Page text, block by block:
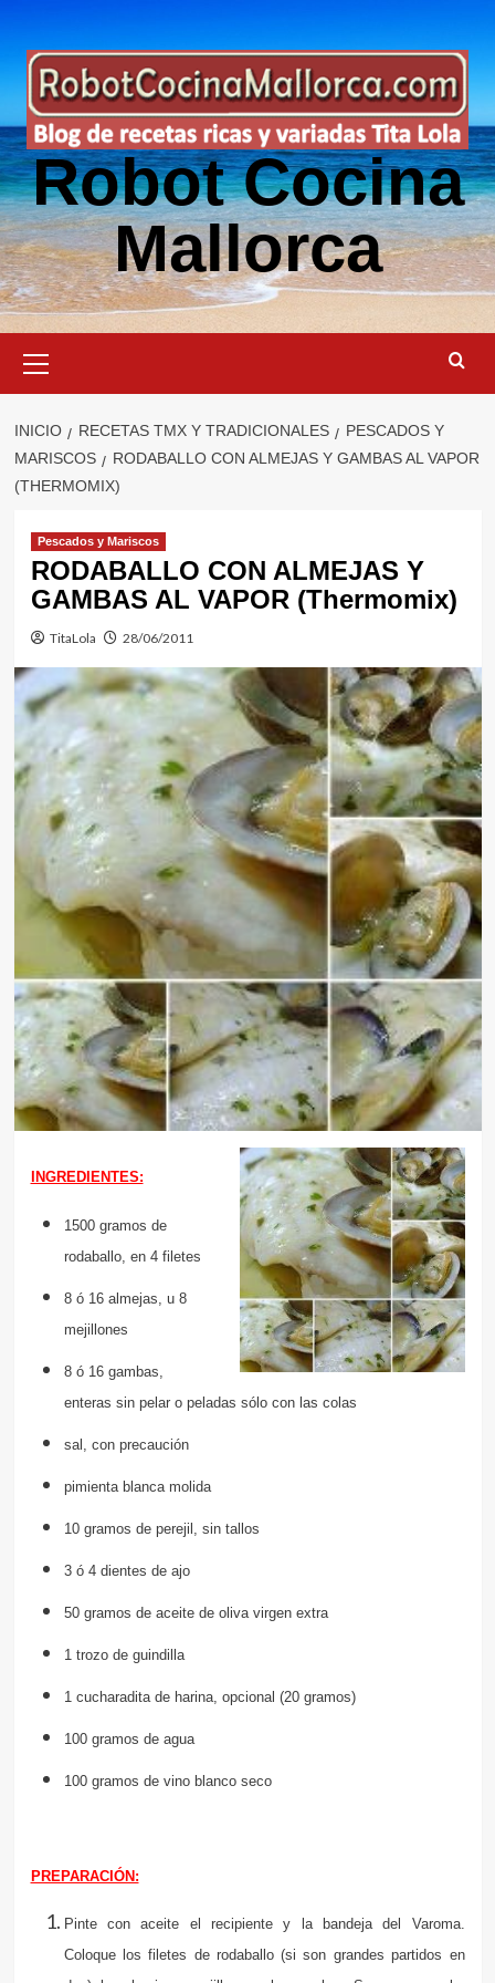
contenido
Robot Cocina
Mallorca
primario
INICIO RECETAS TMX Y TRADICIONALES
PESCADOS Y
MARISCOS
RODABALLO CON ALMEJAS Y GAMBAS AL VAPOR
(THERMOMIX)
Pescados y Mariscos
RODABALLO CON ALMEJAS Y
GAMBAS AL VAPOR (Thermomix)
TitaLola 28/06/2011
INGREDIENTES:
1500 gramos de
rodaballo, en 4 filetes
8 ó 16 almejas, u 8
mejillones
8 ó 16 gambas,
enteras sin pelar o peladas sólo con las colas
sal, con precaución
pimienta blanca molida
10 gramos de perejil, sin tallos
3 ó 4 dientes de ajo
50 gramos de aceite de oliva virgen extra
1 trozo de guindilla
1 cucharadita de harina, opcional (20 gramos)
100 gramos de agua
100 gramos de vino blanco seco
PREPARACIÓN:
Pinte con aceite el recipiente y la bandeja del Varoma.
Coloque los filetes de rodaballo (si son grandes partidos en